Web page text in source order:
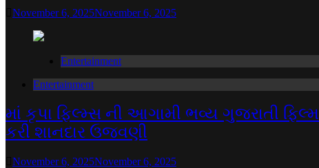
November 6, 2025November 6, 2025
Entertainment
Entertainment
માં કૃપા ફિલ્મ્સ ની આગામી ભવ્ય ગુજરાતી
કરી શાનદાર ઉજવણી
November 6, 2025November 6, 2025